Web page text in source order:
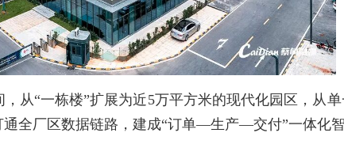
从“一栋楼”扩展为近5万平方米的现代化园区，从
全厂区数据链路，建成“订单—生产—交付”一体化